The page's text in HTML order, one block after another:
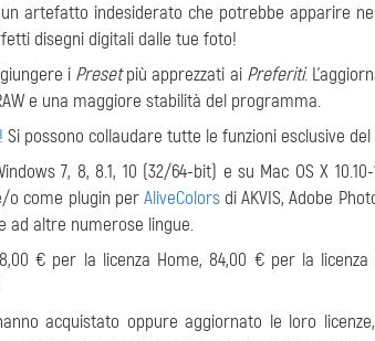
artefatto indesiderato che potrebbe apparire
disegni digitali dalle tue foto!
i Presetpiù apprezzati ai Preferiti.
e una maggiore stabilità del programma.
Si possono collaudare tutte le funzioni esclusive
7, 8, 8.1, 10 (32/64-bit) e su Mac OS X
o come plugin perAliveColorsdi AKVIS, Adobe
ad altre numerose lingue.
€ per la licenza Home, 84,00 € per la
acquistato oppure aggiornato le loro